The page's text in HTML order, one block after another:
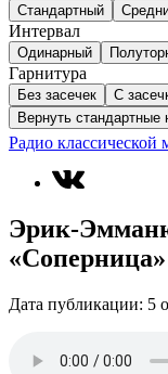
Стандартный
Интервал
Одинарный
Гарнитура
Без засечек
С
Вернуть стандартные
Радио
Эрик-
«Соперница»
Дата публикации: 5